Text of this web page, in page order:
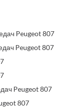
Peugeot 807
Peugeot 807
Peugeot 807
807